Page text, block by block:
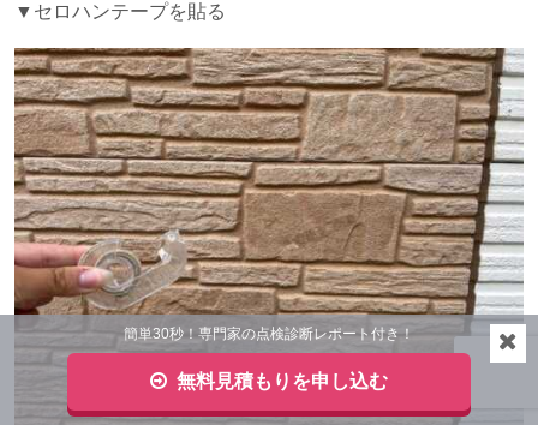
▼セロハンテープを貼る
簡単30秒！専門家の点検診断レポート付き！
無料見積もりを申し込む